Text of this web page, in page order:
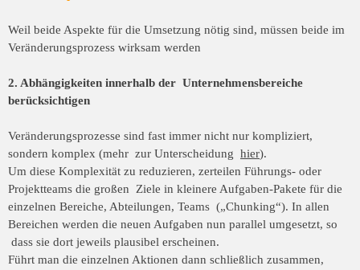
Weil beide Aspekte für die Umsetzung nötig sind, müssen beide im
Veränderungsprozess wirksam werden
2. Abhängigkeiten innerhalb der Unternehmensbereiche
berücksichtigen
Veränderungsprozesse sind fast immer nicht nur kompliziert,
sondern komplex (mehr zur Unterscheidung hier).
Um diese Komplexität zu reduzieren, zerteilen Führungs- oder
Projektteams die großen Ziele in kleinere Aufgaben-Pakete für die
einzelnen Bereiche, Abteilungen, Teams („Chunking“). In allen
Bereichen werden die neuen Aufgaben nun parallel umgesetzt, so
dass sie dort jeweils plausibel erscheinen.
Führt man die einzelnen Aktionen dann schließlich zusammen,